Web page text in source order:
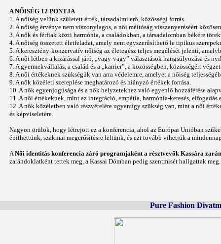
A NŐISÉG 12 PONTJA
1. A nőiség velünk született érték, társadalmi erő, közösségi forrás.
2. A nőiség érvénye nem viszonylagos, a női méltóság visszanyeréséért
3. A nők és férfiak közti harmónia, a családokban, a társadalomban békére
4. A nőiség összetett életfeladat, amely nem egyszerűsíthető le tipikus
5. A keresztény-konzervatív nőiség az életegész teljes megélését jelenti,
6. A női létben a kizárással járó, „vagy-vagy” választások hangsúlyozása és
7. A gyermekvállalás, a család és a „karrier”, a közösségben, közösségért
8. A női értékeknek szükségük van arra védelemre, amelyet a nőiség
9. A nők közéleti szereplése meghatározó és hiányzó értékek forrása.
10. A nők egyenjogúsága és a nők helyzetekhez való egyenlő hozzáférése
11. A női értékeknek, mint az integráció, empátia, harmónia-keresés,
12. A nők közéletben való részvételére ugyanúgy szükség van, mint a női
és képviseletére.
Nagyon örülök, hogy létrejött ez a konferencia, ahol az Európai Unióban
építhettünk, szakmai megerősítésre leltünk, és ezt tovább vihetjük a
A Női identitás konferencia záró programjaként a résztvevők Kassára
zarándoklatként tettek meg, a Kassai Dómban pedig szentmisét hallgattak meg.
Pure Fashion